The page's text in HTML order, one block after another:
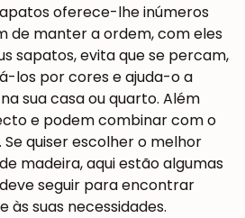
oferece-lhe inúmeros
de manter a ordem, com eles
sapatos, evita que se percam,
los por cores e ajuda-o a
sua casa ou quarto. Além
e podem combinar com o
Se quiser escolher o melhor
madeira, aqui estão algumas
seguir para encontrar
às suas necessidades.